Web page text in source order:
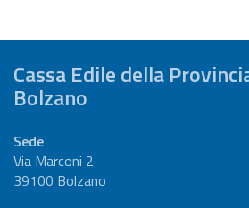
Cassa Edile della
Bolzano
Sede
Via Marconi 2
39100 Bolzano